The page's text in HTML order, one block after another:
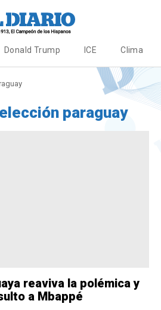
Donald Trump ICE Clima
paraguay
reaviva la polémica y
a Mbappé